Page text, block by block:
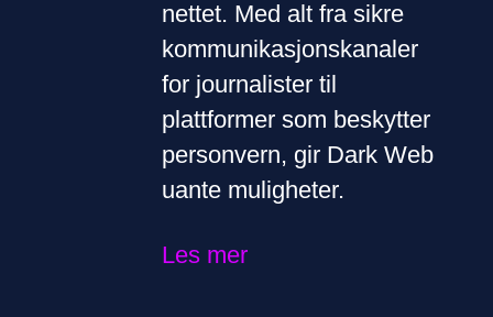
nettet. Med alt fra sikre
kommunikasjonskanaler
for journalister til
plattformer som beskytter
personvern, gir Dark Web
uante muligheter.
Les mer